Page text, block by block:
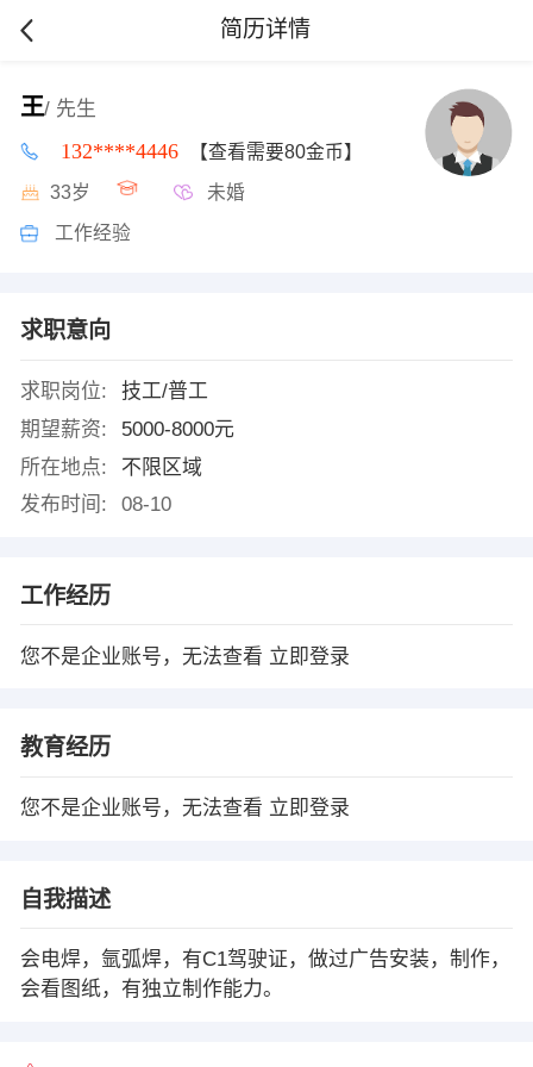
简历详情
王/ 先生
132****4446 【查看需要80金币】
33岁 未婚
工作经验
求职意向
求职岗位:
技工/普工
期望薪资:
5000-8000元
所在地点:
不限区域
发布时间:
08-10
工作经历
您不是企业账号，无法查看 立即登录
教育经历
您不是企业账号，无法查看 立即登录
自我描述
会电焊，氩弧焊，有C1驾驶证，做过广告安装，制作，
会看图纸，有独立制作能力。